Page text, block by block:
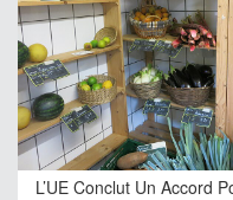
L’UE Conclut Un Accord